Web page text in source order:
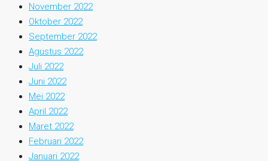
November 2022
Oktober 2022
September 2022
Agustus 2022
Juli 2022
Juni 2022
Mei 2022
April 2022
Maret 2022
Februari 2022
Januari 2022